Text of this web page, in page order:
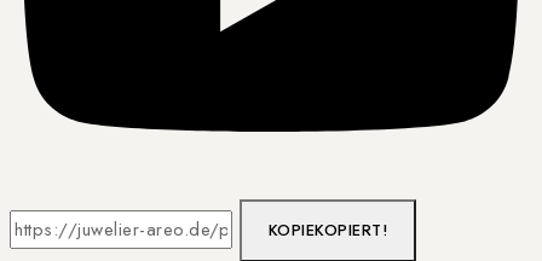
KOPIEKOPIERT!